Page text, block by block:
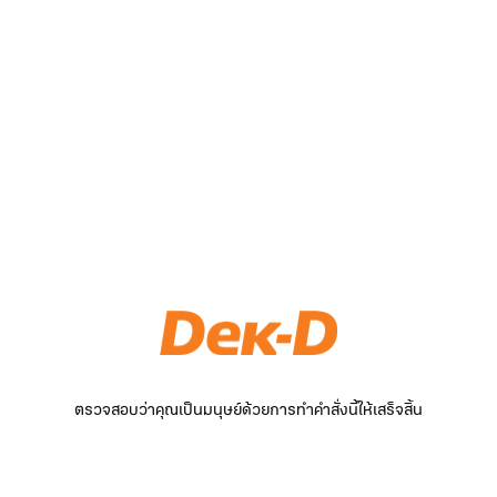
ตรวจสอบว่าคุณเป็นมนุษย์ด้วยการทำคำสั่งนี้ให้เสร็จสิ้น